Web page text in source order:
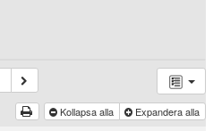
Kollapsa alla Expandera alla